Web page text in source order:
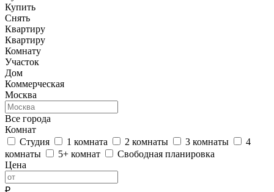
Купить
Снять
Квартиру
Квартиру
Комнату
Участок
Дом
Коммерческая
Москва
Все города
Комнат
Студия
1 комната 2 комнаты 3 комнаты
4
комнаты
5+ комнат
Свободная планировка
Цена